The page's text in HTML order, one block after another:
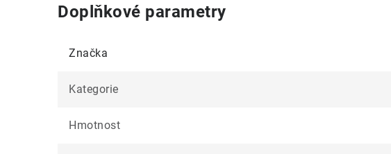
Doplňkové parametry
Značka
Kategorie
Hmotnost